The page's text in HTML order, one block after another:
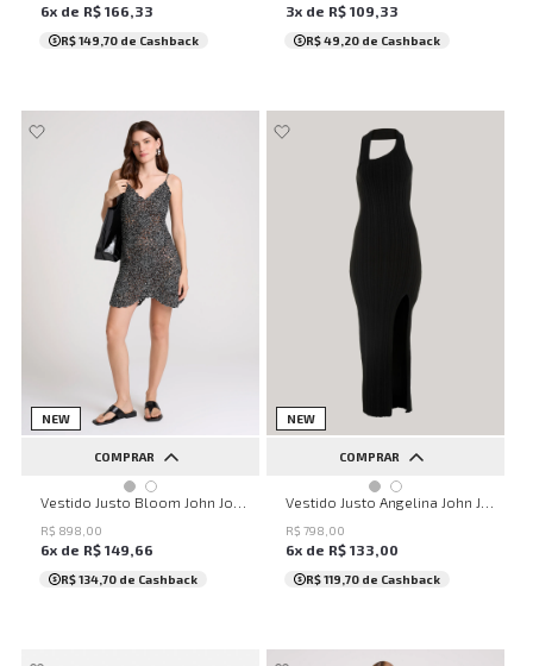
6x de R$ 166 33
R$ 149,70 de Cashback
3x de R$ 109 33
R$ 49,20 de Cashback
NEW
COMPRAR
PP P M G GG
R$ 898 00
6x de R$ 149,66
R$ 134,70 de Cashback
NEW
COMPRAR
PP P M G GG
R$ 798 00
6x de R$ 133,00
R$ 119,70 de Cashback